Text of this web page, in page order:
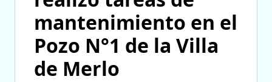
mantenimiento en el
Pozo N°1 de la Villa
de Merlo